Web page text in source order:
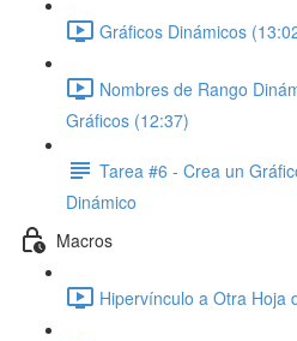
Gráficos Dinámicos
Nombres de Rango
Gráficos (12:37)
Tarea #6 - Crea un
Dinámico
Macros
Hipervínculo a Otra Hoja